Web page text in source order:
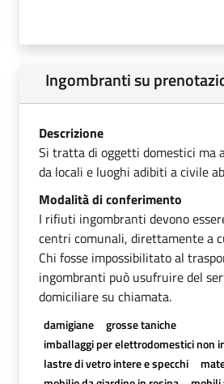
Ingombranti su
Descrizione
Si tratta di oggetti domestici ma
da locali e luoghi adibiti a civile
Modalità di conferimento
I rifiuti ingombranti devono
centri comunali, direttamente a
Chi fosse impossibilitato al
ingombranti può usufruire del
domiciliare su chiamata.
damigiane
grosse taniche
imballaggi per elettrodomestici non
lastre di vetro intere e specchi